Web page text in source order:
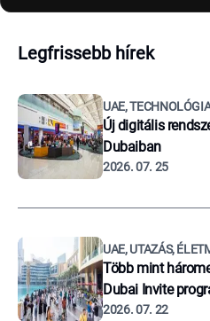
Legfrissebb hírek
UAE,
Új digitális
Dubaiban
2026. 07. 25
UAE, UTAZÁS,
Több mint
Dubai Invite
2026. 07. 22